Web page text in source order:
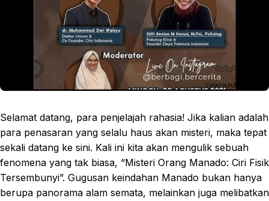
Selamat datang, para penjelajah rahasia! Jika kalian adalah
para penasaran yang selalu haus akan misteri, maka tepat
sekali datang ke sini. Kali ini kita akan mengulik sebuah
fenomena yang tak biasa, “Misteri Orang Manado: Ciri Fisik
Tersembunyi”. Gugusan keindahan Manado bukan hanya
berupa panorama alam semata, melainkan juga melibatkan